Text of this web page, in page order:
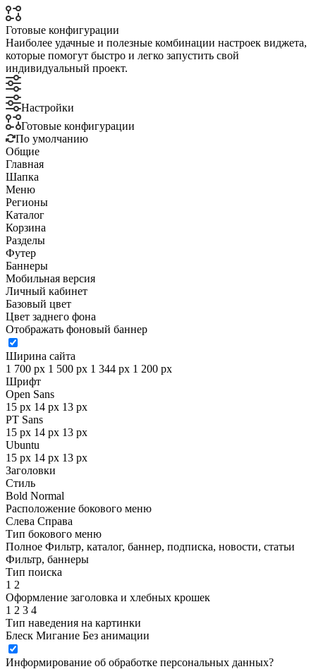
Готовые конфигурации
Наиболее удачные и полезные комбинации настроек виджета,
которые помогут быстро и легко запустить свой
индивидуальный проект.
Настройки
Готовые конфигурации
По умолчанию
Общие
Главная
Шапка
Меню
Регионы
Каталог
Корзина
Разделы
Футер
Баннеры
Мобильная версия
Личный кабинет
Базовый цвет
Цвет заднего фона
Отображать фоновый баннер
Ширина сайта
1 700 px 1 500 px 1 344 px 1 200 px
Шрифт
Open Sans
15 px 14 px 13 px
PT Sans
15 px 14 px 13 px
Ubuntu
15 px 14 px 13 px
Заголовки
Стиль
Bold Normal
Расположение бокового меню
Слева Справа
Тип бокового меню
Полное Фильтр, каталог, баннер, подписка, новости, статьи
Фильтр, баннеры
Тип поиска
1 2
Оформление заголовка и хлебных крошек
1 2 3 4
Тип наведения на картинки
Блеск Мигание Без анимации
Информирование об обработке персональных данных?